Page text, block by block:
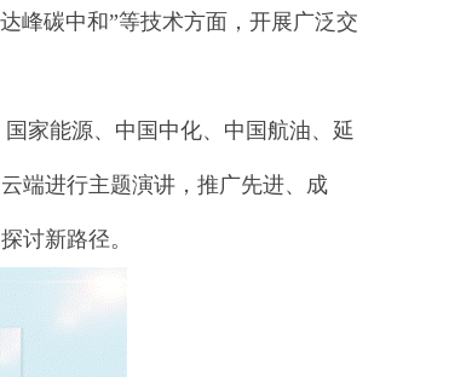
峰碳中和”等技术方面，开展广泛交
家能源、中国中化、中国航油、延
端进行主题演讲，推广先进、成
讨新路径。